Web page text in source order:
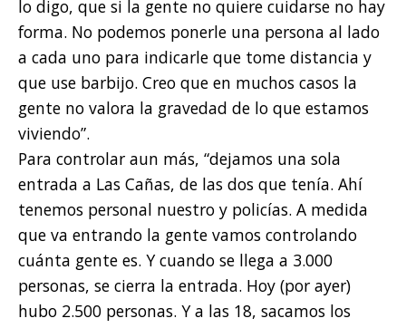
lo digo, que si la gente no quiere cuidarse no hay
forma. No podemos ponerle una persona al lado
a cada uno para indicarle que tome distancia y
que use barbijo. Creo que en muchos casos la
gente no valora la gravedad de lo que estamos
viviendo”.
Para controlar aun más, “dejamos una sola
entrada a Las Cañas, de las dos que tenía. Ahí
tenemos personal nuestro y policías. A medida
que va entrando la gente vamos controlando
cuánta gente es. Y cuando se llega a 3.000
personas, se cierra la entrada. Hoy (por ayer)
hubo 2.500 personas. Y a las 18, sacamos los